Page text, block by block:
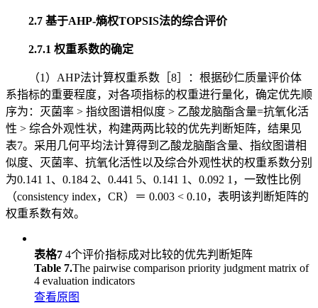
2.7 基于AHP-熵权TOPSIS法的综合评价
2.7.1 权重系数的确定
（1）AHP法计算权重系数［8］：根据砂仁质量评价体
系指标的重要程度，对各项指标的权重进行量化，确定优先顺
序为：灭菌率 > 指纹图谱相似度 > 乙酸龙脑酯含量=抗氧化活
性 > 综合外观性状，构建两两比较的优先判断矩阵，结果见
表7。采用几何平均法计算得到乙酸龙脑酯含量、指纹图谱相
似度、灭菌率、抗氧化活性以及综合外观性状的权重系数分别
为0.141 1、0.184 2、0.441 5、0.141 1、0.092 1，一致性比例
（consistency index，CR）＝ 0.003 < 0.10，表明该判断矩阵的
权重系数有效。
表格7 4个评价指标成对比较的优先判断矩阵
Table 7.The pairwise comparison priority judgment matrix of
4 evaluation indicators
查看原图